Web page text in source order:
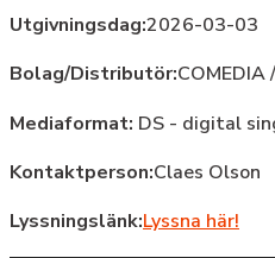
Utgivningsdag:2026-03-03
Bolag/Distributör:COMEDIA
Mediaformat: DS - digital
Kontaktperson:Claes Olson
Lyssningslänk:Lyssna här!